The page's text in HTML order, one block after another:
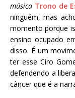
música Trono de
ninguém, mas
momento porque
ensino ocupado
disso. É um
ter esse Ciro
defendendo a
câncer que é a